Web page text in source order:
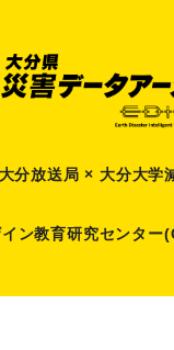
分放送局 × 大分大学
ン教育研究センター